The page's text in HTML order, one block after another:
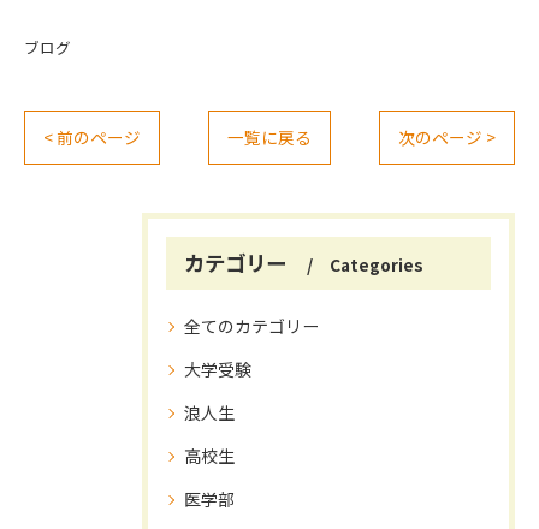
ブログ
< 前のページ 一覧に戻る 次のページ >
カテゴリー Categories
全てのカテゴリー
大学受験
浪人生
高校生
医学部